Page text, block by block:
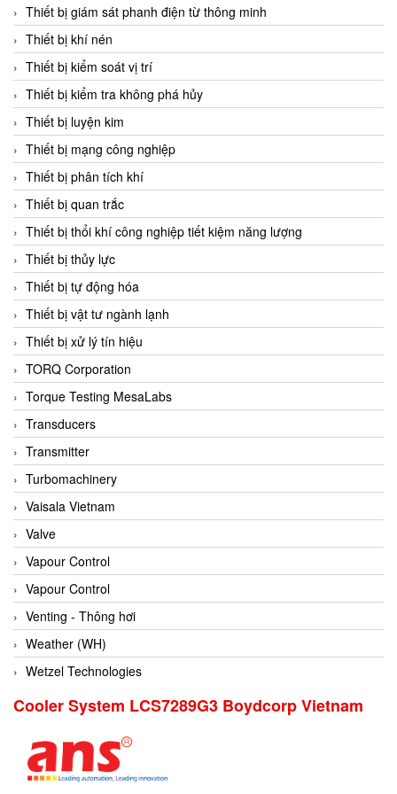
Chromalox
ChuanYi
CIC
Clage
Clake Fololo
Clark Cooper
CMC Ventilazione
Coax Valves Inc
Codel
Cofimco
Coltraco
Comat Releco
Comax
COMETECH VietNam
COMFILE Technology
Conch
Conductix/ WAMPFLER
Contrec
Contrinex
Control Solution Minesota
Copeland
Cortem
Cosa Xentaur
Cosil
Coulton
Crouzet
Crutec Dust Zero Vietnam
Crydom
Thiết bị giám sát phanh điện từ thông minh
Thiết bị khí nén
Thiết bị kiểm soát vị trí
Thiết bị kiểm tra không phá hủy
Thiết bị luyện kim
Thiết bị mạng công nghiệp
Thiết bị phân tích khí
Thiết bị quan trắc
Thiết bị thổi khí công nghiệp tiết kiệm năng lượng
Thiết bị thủy lực
Thiết bị tự động hóa
Thiết bị vật tư ngành lạnh
Thiết bị xử lý tín hiệu
TORQ Corporation
Torque Testing MesaLabs
Transducers
Transmitter
Turbomachinery
Vaisala Vietnam
Valve
Vapour Control
Vapour Control
Venting - Thông hơi
Weather (WH)
Wetzel Technologies
Cooler System LCS7289G3 Boydcorp Vietnam